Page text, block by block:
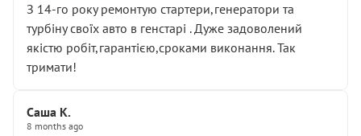
З 14-го року ремонтую стартери,генератори та
турбіну своїх авто в генстарі . Дуже задоволений
якістю робіт,гарантією,сроками виконання. Так
тримати!
Саша К.
8 months ago